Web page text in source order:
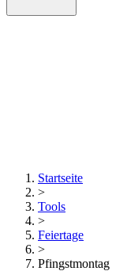
Startseite
>
Tools
>
Feiertage
>
Pfingstmontag